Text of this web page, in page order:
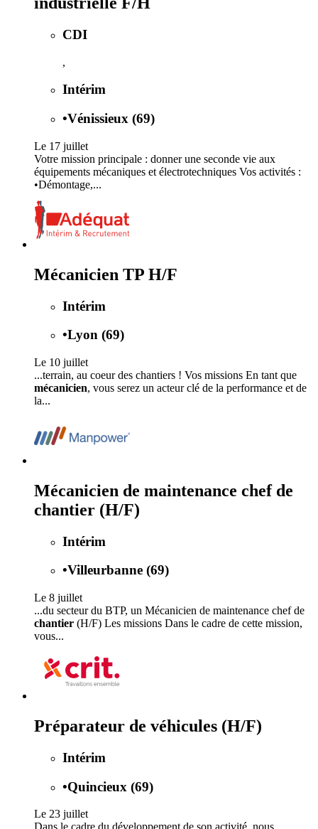
CDI
,
Intérim
•Vénissieux (69)
Le 17 juillet
Votre mission principale : donner une seconde vie aux
équipements mécaniques et électrotechniques Vos activités :
•Démontage,...
Mécanicien TP H/F
Intérim
•Lyon (69)
Le 10 juillet
...terrain, au coeur des chantiers ! Vos missions En tant que
mécanicien, vous serez un acteur clé de la performance et de
la...
Mécanicien de maintenance chef de
chantier (H/F)
Intérim
•Villeurbanne (69)
Le 8 juillet
...du secteur du BTP, un Mécanicien de maintenance chef de
chantier (H/F) Les missions Dans le cadre de cette mission,
vous...
Préparateur de véhicules (H/F)
Intérim
•Quincieux (69)
Le 23 juillet